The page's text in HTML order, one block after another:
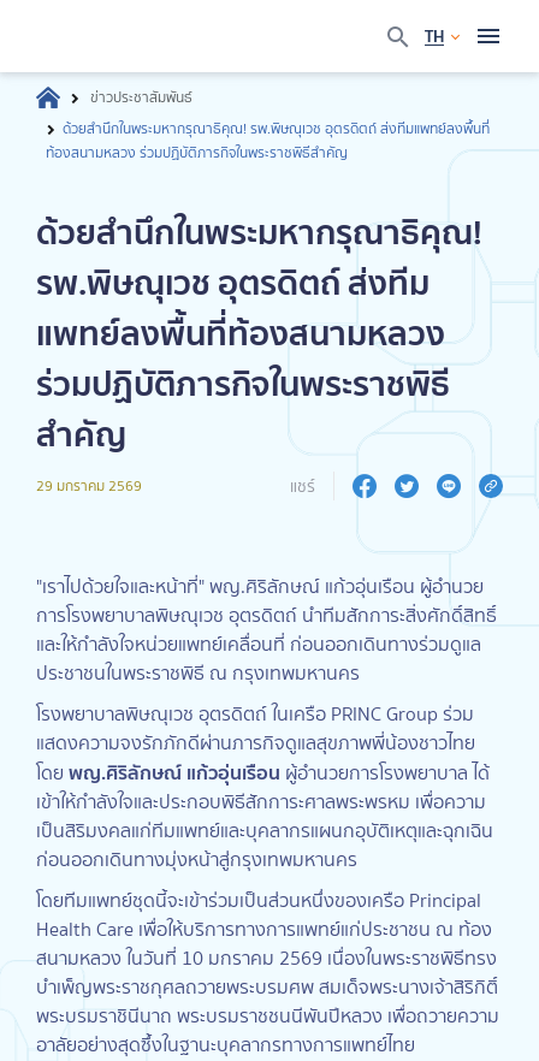
TH
ข่าวประชาสัมพันธ์
ด้วยสำนึกในพระมหากรุณาธิคุณ! รพ.พิษณุเวช อุตรดิตถ์ ส่งทีมแพทย์ลงพื้นที่
ท้องสนามหลวง ร่วมปฏิบัติภารกิจในพระราชพิธีสำคัญ
ด้วยสำนึกในพระมหากรุณาธิคุณ!
รพ.พิษณุเวช อุตรดิตถ์ ส่งทีม
แพทย์ลงพื้นที่ท้องสนามหลวง
ร่วมปฏิบัติภารกิจในพระราชพิธี
สำคัญ
29 มกราคม 2569 แชร์
"เราไปด้วยใจและหน้าที่" พญ.ศิริลักษณ์ แก้วอุ่นเรือน ผู้อำนวย
การโรงพยาบาลพิษณุเวช อุตรดิตถ์ นำทีมสักการะสิ่งศักดิ์สิทธิ์
และให้กำลังใจหน่วยแพทย์เคลื่อนที่ ก่อนออกเดินทางร่วมดูแล
ประชาชนในพระราชพิธี ณ กรุงเทพมหานคร
โรงพยาบาลพิษณุเวช อุตรดิตถ์ ในเครือ PRINC Group ร่วม
แสดงความจงรักภักดีผ่านภารกิจดูแลสุขภาพพี่น้องชาวไทย
โดย พญ.ศิริลักษณ์ แก้วอุ่นเรือน ผู้อำนวยการโรงพยาบาล ได้
เข้าให้กำลังใจและประกอบพิธีสักการะศาลพระพรหม เพื่อความ
เป็นสิริมงคลแก่ทีมแพทย์และบุคลากรแผนกอุบัติเหตุและฉุกเฉิน
ก่อนออกเดินทางมุ่งหน้าสู่กรุงเทพมหานคร
โดยทีมแพทย์ชุดนี้จะเข้าร่วมเป็นส่วนหนึ่งของเครือ Principal
Health Care เพื่อให้บริการทางการแพทย์แก่ประชาชน ณ ท้อง
สนามหลวง ในวันที่ 10 มกราคม 2569 เนื่องในพระราชพิธีทรง
บำเพ็ญพระราชกุศลถวายพระบรมศพ สมเด็จพระนางเจ้าสิริกิติ์
พระบรมราชินีนาถ พระบรมราชชนนีพันปีหลวง เพื่อถวายความ
อาลัยอย่างสุดซึ้งในฐานะบุคลากรทางการแพทย์ไทย